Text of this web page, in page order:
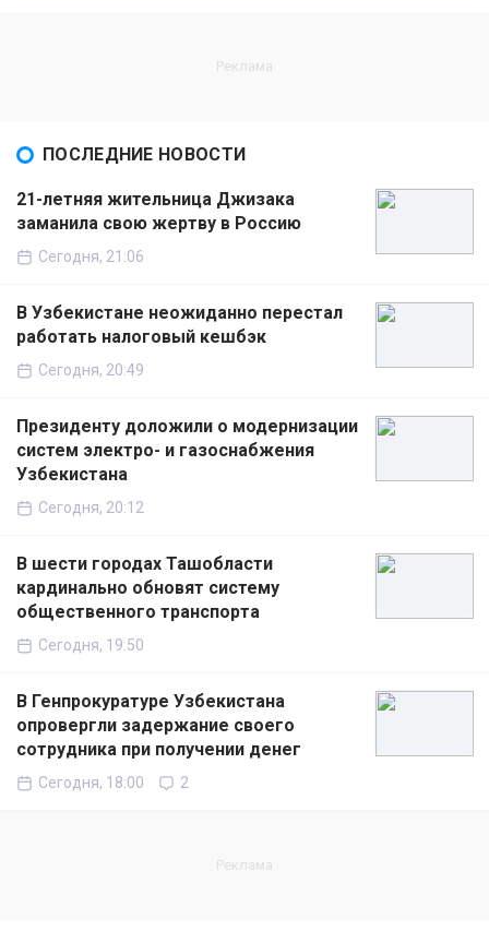
ПОСЛЕДНИЕ НОВОСТИ
21-летняя жительница Джизака
заманила свою жертву в Россию
Сегодня, 21:06
В Узбекистане неожиданно перестал
работать налоговый кешбэк
Сегодня, 20:49
Президенту доложили о модернизации
систем электро- и газоснабжения
Узбекистана
Сегодня, 20:12
В шести городах Ташобласти
кардинально обновят систему
общественного транспорта
Сегодня, 19:50
В Генпрокуратуре Узбекистана
опровергли задержание своего
сотрудника при получении денег
Сегодня, 18:00 2